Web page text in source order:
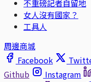
不重磅記者自留地
女人沒有國家？
工具人
周邊商城
Facebook
Github
Instagram